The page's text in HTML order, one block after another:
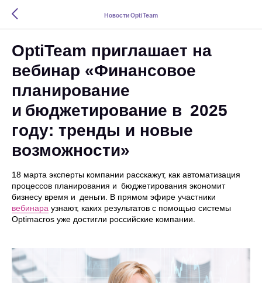
Новости OptiTeam
OptiTeam приглашает на
вебинар «Финансовое
планирование
и бюджетирование в 2025
году: тренды и новые
возможности»
18 марта эксперты компании расскажут, как автоматизация
процессов планирования и бюджетирования экономит
бизнесу время и деньги. В прямом эфире участники
вебинара узнают, каких результатов с помощью системы
Optimacros уже достигли российские компании.